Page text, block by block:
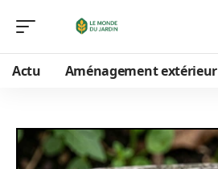
Actu Aménagement extérieur